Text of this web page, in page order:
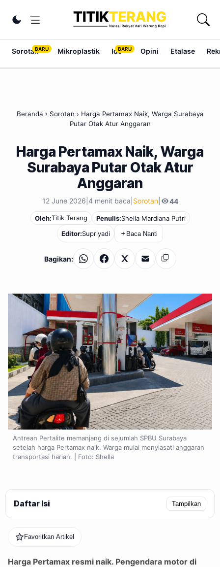
Ubah tema
Sorotan Mikroplastik Ide Opini Etalase
Beranda › Sorotan › Harga Pertamax Naik, Warga Surabaya
Putar Otak Atur Anggaran
Harga Pertamax Naik, Warga
Surabaya Putar Otak Atur
Anggaran
12 June 2026 4 menit baca Sorotan| 44
Oleh:Titik Terang Penulis:Shella Mardiana Putri
Editor:Supriyadi ＋ Baca Nanti
Bagikan: WhatsAppFacebook
X EmailSalin
Antrean Pertalite memanjang di sejumlah SPBU Surabaya
setelah harga Pertamax naik. Warga mulai menyiasati anggaran
transportasi harian. | Foto: Shella
Daftar Isi Tampilkan
Favoritkan Artikel
Harga Pertamax resmi naik. Pengendara motor di